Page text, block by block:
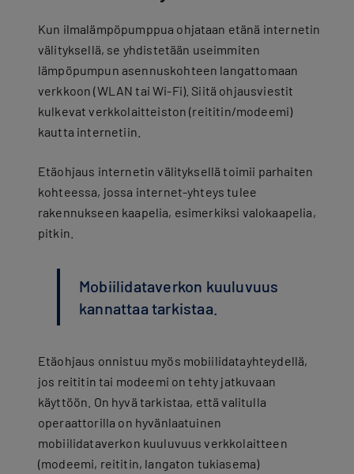
Kun ilmalämpöpumppua ohjataan etänä internetin
välityksellä, se yhdistetään useimmiten
lämpöpumpun asennuskohteen langattomaan
verkkoon (WLAN tai Wi-Fi). Siitä ohjausviestit
kulkevat verkkolaitteiston (reititin/modeemi)
kautta internetiin.
Etäohjaus internetin välityksellä toimii parhaiten
kohteessa, jossa internet-yhteys tulee
rakennukseen kaapelia, esimerkiksi valokaapelia,
pitkin.
Mobiilidataverkon kuuluvuus
kannattaa tarkistaa.
Etäohjaus onnistuu myös mobiilidatayhteydellä,
jos reititin tai modeemi on tehty jatkuvaan
käyttöön. On hyvä tarkistaa, että valitulla
operaattorilla on hyvänlaatuinen
mobiilidataverkon kuuluvuus verkkolaitteen
(modeemi, reititin, langaton tukiasema)